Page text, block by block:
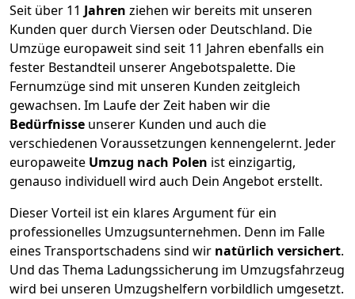
Seit über 11 Jahren ziehen wir bereits mit unseren
Kunden quer durch Viersen oder Deutschland. Die
Umzüge europaweit sind seit 11 Jahren ebenfalls ein
fester Bestandteil unserer Angebotspalette. Die
Fernumzüge sind mit unseren Kunden zeitgleich
gewachsen. Im Laufe der Zeit haben wir die
Bedürfnisse unserer Kunden und auch die
verschiedenen Voraussetzungen kennengelernt. Jeder
europaweite Umzug nach Polen ist einzigartig,
genauso individuell wird auch Dein Angebot erstellt.
Dieser Vorteil ist ein klares Argument für ein
professionelles Umzugsunternehmen. Denn im Falle
eines Transportschadens sind wir natürlich versichert.
Und das Thema Ladungssicherung im Umzugsfahrzeug
wird bei unseren Umzugshelfern vorbildlich umgesetzt.